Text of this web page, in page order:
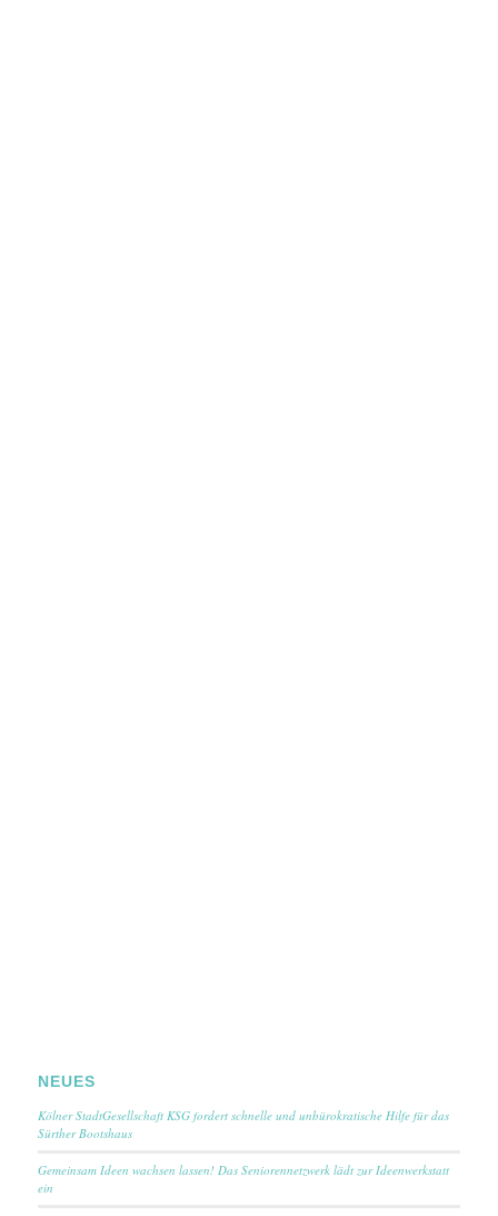
NEUES
Kölner StadtGesellschaft KSG fordert schnelle und unbürokratische Hilfe für das
Sürther Bootshaus
Gemeinsam Ideen wachsen lassen! Das Seniorennetzwerk lädt zur Ideenwerkstatt
ein